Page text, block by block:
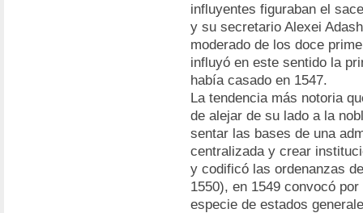
influyentes figuraban el
y su secretario Alexei
moderado de los doce
influyó en este sentido la
había casado en 1547.
La tendencia más notoria
de alejar de su lado a la
sentar las bases de una
centralizada y crear
y codificó las ordenanzas
1550), en 1549 convocó
especie de estados